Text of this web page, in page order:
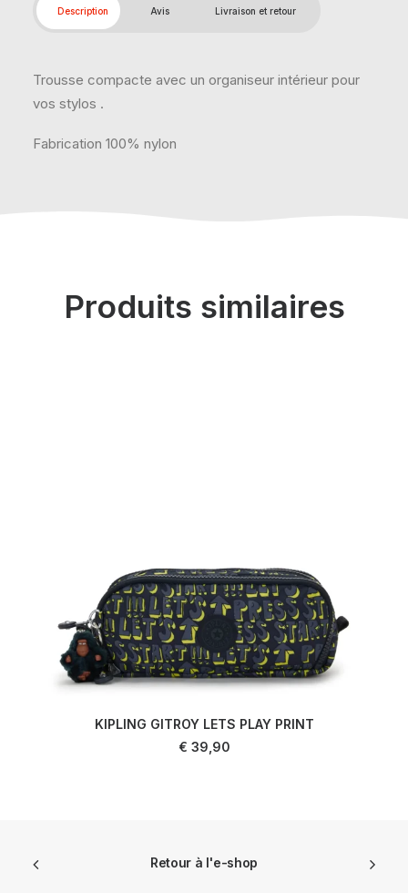
Description Avis Livraison et retour
Trousse compacte avec un organiseur intérieur pour
vos stylos .
Fabrication 100% nylon
Produits similaires
KIPLING GITROY LETS PLAY PRINT
€ 39,90
Retour à l'e-shop